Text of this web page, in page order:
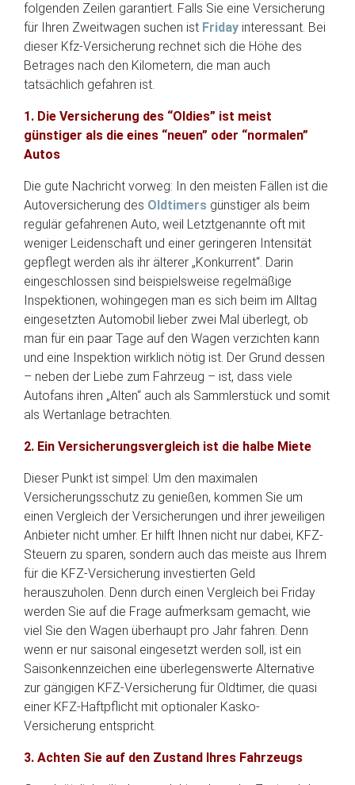
folgenden Zeilen garantiert. Falls Sie eine Versicherung
für Ihren Zweitwagen suchen ist Friday interessant. Bei
dieser Kfz-Versicherung rechnet sich die Höhe des
Betrages nach den Kilometern, die man auch
tatsächlich gefahren ist.
1. Die Versicherung des “Oldies” ist meist
günstiger als die eines “neuen” oder “normalen”
Autos
Die gute Nachricht vorweg: In den meisten Fällen ist die
Autoversicherung des Oldtimers günstiger als beim
regulär gefahrenen Auto, weil Letztgenannte oft mit
weniger Leidenschaft und einer geringeren Intensität
gepflegt werden als ihr älterer „Konkurrent“. Darin
eingeschlossen sind beispielsweise regelmäßige
Inspektionen, wohingegen man es sich beim im Alltag
eingesetzten Automobil lieber zwei Mal überlegt, ob
man für ein paar Tage auf den Wagen verzichten kann
und eine Inspektion wirklich nötig ist. Der Grund dessen
– neben der Liebe zum Fahrzeug – ist, dass viele
Autofans ihren „Alten“ auch als Sammlerstück und somit
als Wertanlage betrachten.
2. Ein Versicherungsvergleich ist die halbe Miete
Dieser Punkt ist simpel: Um den maximalen
Versicherungsschutz zu genießen, kommen Sie um
einen Vergleich der Versicherungen und ihrer jeweiligen
Anbieter nicht umher. Er hilft Ihnen nicht nur dabei, KFZ-
Steuern zu sparen, sondern auch das meiste aus Ihrem
für die KFZ-Versicherung investierten Geld
herauszuholen. Denn durch einen Vergleich bei Friday
werden Sie auf die Frage aufmerksam gemacht, wie
viel Sie den Wagen überhaupt pro Jahr fahren. Denn
wenn er nur saisonal eingesetzt werden soll, ist ein
Saisonkennzeichen eine überlegenswerte Alternative
zur gängigen KFZ-Versicherung für Oldtimer, die quasi
einer KFZ-Haftpflicht mit optionaler Kasko-
Versicherung entspricht.
3. Achten Sie auf den Zustand Ihres Fahrzeugs